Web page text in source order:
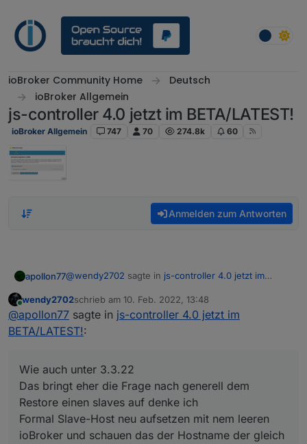
ioBroker Community Home
Deutsch
ioBroker Allgemein
js-controller 4.0 jetzt im BETA/LATEST!
ioBroker Allgemein 747 70 274.8k 60
Anmelden zum Antworten
apollon77@wendy2702 sagte in js-controller 4.0 jetzt im
Sollte die oder 4.0.6 schon im latest sichtbar
sein?
Naja eher die 4.0.7 inzwischen :-) Aber ja ... sollte
Noch ne Frage. Wie läuft unter JS4.x ein
Restore eines Slaves?
Wie auch unter 3.3.22 :-)
Das bringt eher die Frage nach generell dem Restore
einen slaves auf denke ich :-)
Online
wendy2702schrieb am 10. Feb. 2022, 13:48
zuletzt editiert von
@apollon77 sagte in js-controller 4.0 jetzt im
BETA/LATEST!:
Wie auch unter 3.3.22
Das bringt eher die Frage nach generell dem
Restore einen slaves auf denke ich
Formal Slave-Host neu aufsetzen mit nem leeren
ioBroker und schauen das der Hostname der gleich